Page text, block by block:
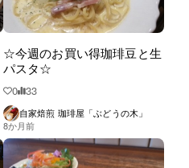
☆今週のお買い得珈琲豆と生
パスタ☆
0 33
自家焙煎 珈琲屋「ぶどうの木」
8か月前